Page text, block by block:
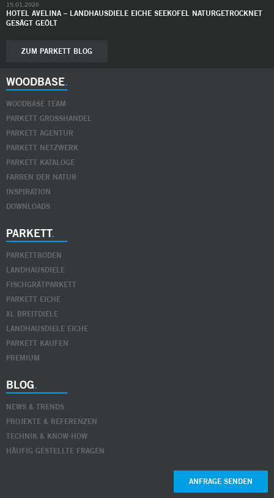
HOTEL AVELINA – LANDHAUSDIELE EICHE SEEKOFEL NATURGETROCKNET
GESÄGT GEÖLT
19.01.2026
ZUM PARKETT BLOG
WOODBASE
WOODBASE TEAM
PARKETT GROSSHANDEL
PARKETT AGENTUR
PARKETT NETZWERK
PARKETT KATALOGE
FARBEN DER NATUR
INSPIRATION
DOWNLOADS
PARKETT
PARKETTBODEN
LANDHAUSDIELE
FISCHGRÄTPARKETT
PARKETT EICHE
XL BREITDIELE
LANDHAUSDIELE EICHE
PARKETT KAUFEN
PREMIUM
BLOG
NEWS & TRENDS
PROJEKTE & REFERENZEN
TECHNIK & KNOW-HOW
HÄUFIG GESTELLTE FRAGEN
ANFRAGE SENDEN